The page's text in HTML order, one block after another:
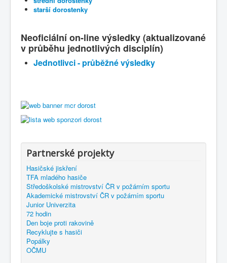
starší dorostenky
Neoficiální on-line výsledky(aktualizované
v průběhu jednotlivých disciplín)
Jednotlivci - průběžné výsledky
Partnerské projekty
Hasičské jiskření
TFA mladého hasiče
Středoškolské mistrovství ČR v požárním sportu
Akademické mistrovství ČR v požárním sportu
Junior Univerzita
72 hodin
Den boje proti rakovině
Recyklujte s hasiči
Popálky
OČMU